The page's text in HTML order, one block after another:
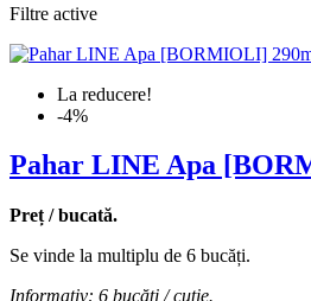
Filtre active
La reducere!
-4%
Pahar LINE Apa
Preț / bucată.
Se vinde la multiplu de 6 bucăți.
Informativ: 6 bucăți / cutie.